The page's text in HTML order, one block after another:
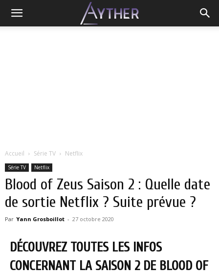
Accueil Série TV Netflix
Série TV Netflix
Blood of Zeus Saison 2 : Quelle date
de sortie Netflix ? Suite prévue ?
Par Yann Grosboillot - 27 octobre 2020
DÉCOUVREZ TOUTES LES INFOS
CONCERNANT LA SAISON 2 DE BLOOD OF